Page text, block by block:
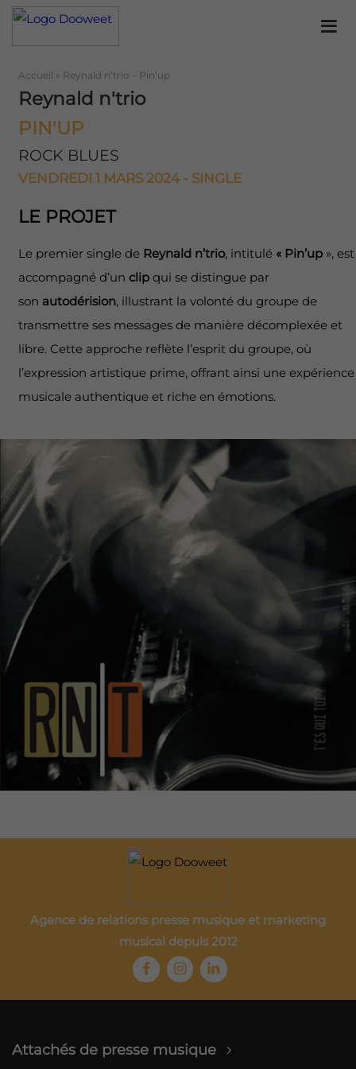
Accueil » Reynald n’trio – Pin’up
Reynald n'trio
PIN'UP
ROCK BLUES
VENDREDI 1 MARS 2024 - SINGLE
LE PROJET
Le premier single de Reynald n’trio, intitulé « Pin’up», est
accompagné d’un clipqui se distingue par
son autodérision, illustrant la volonté du groupe de
transmettre ses messages de manière décomplexée et
libre. Cette approche reflète l’esprit du groupe, où
l’expression artistique prime, offrant ainsi une expérience
musicale authentique et riche en émotions.
Agence de relations presse musique et marketing
musical depuis 2012
Attachés de presse musique